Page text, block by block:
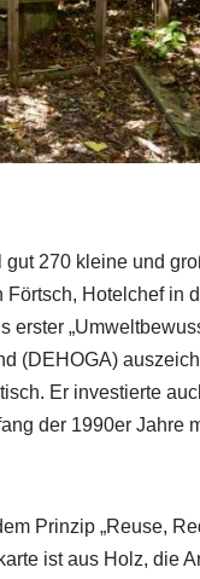
gut 270 kleine und
Hotelchef in
erster
(DEHOGA)
Er investierte
der 1990er Jahre
Prinzip „Reuse,
ist aus Holz, die